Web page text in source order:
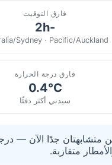
فارق التوقيت
-2h
Sydney · Pacific/Auckland
فارق درجة الحرارة
0.4°C
سيدني أكثر دفئًا
متشابهتان جدًا الآن —
متقاربة.